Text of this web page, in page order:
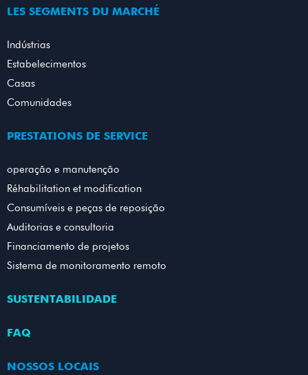
LES SEGMENTS DU MARCHÉ
Indústrias
Estabelecimentos
Casas
Comunidades
PRESTATIONS DE SERVICE
operação e manutenção
Réhabilitation et modification
Consumíveis e peças de reposição
Auditorias e consultoria
Financiamento de projetos
Sistema de monitoramento remoto
SUSTENTABILIDADE
FAQ
NOSSOS LOCAIS